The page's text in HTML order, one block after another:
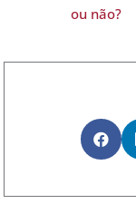
ou não?
